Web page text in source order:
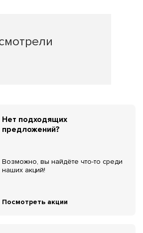
Нет подходящих
предложений?
Возможно, вы найдёте что-то среди
наших акций!
Посмотреть акции